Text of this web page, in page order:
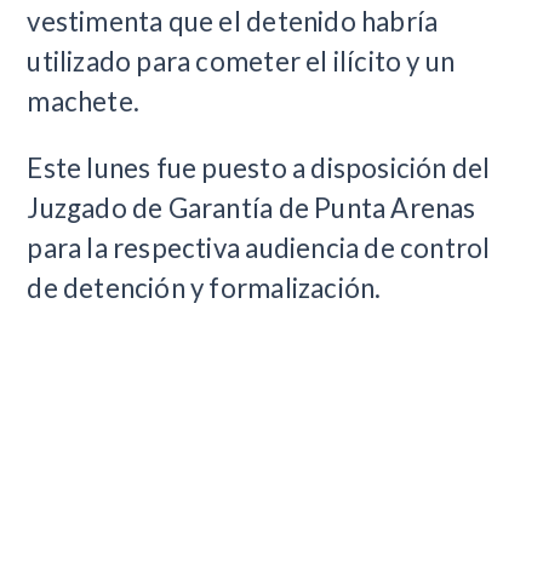
vestimenta que el detenido habría
utilizado para cometer el ilícito y un
machete.
Este lunes fue puesto a disposición del
Juzgado de Garantía de Punta Arenas
para la respectiva audiencia de control
de detención y formalización.